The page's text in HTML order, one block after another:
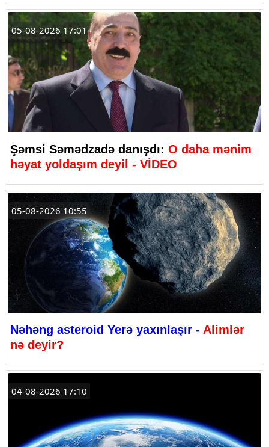
05-08-2026 17:01
Şəmsi Səmədzadə danışdı: O daha mənim
həyat yoldaşım deyil - VİDEO
05-08-2026 10:55
Nəhəng asteroid Yerə yaxınlaşır - Alimlər
nə deyir?
04-08-2026 17:10